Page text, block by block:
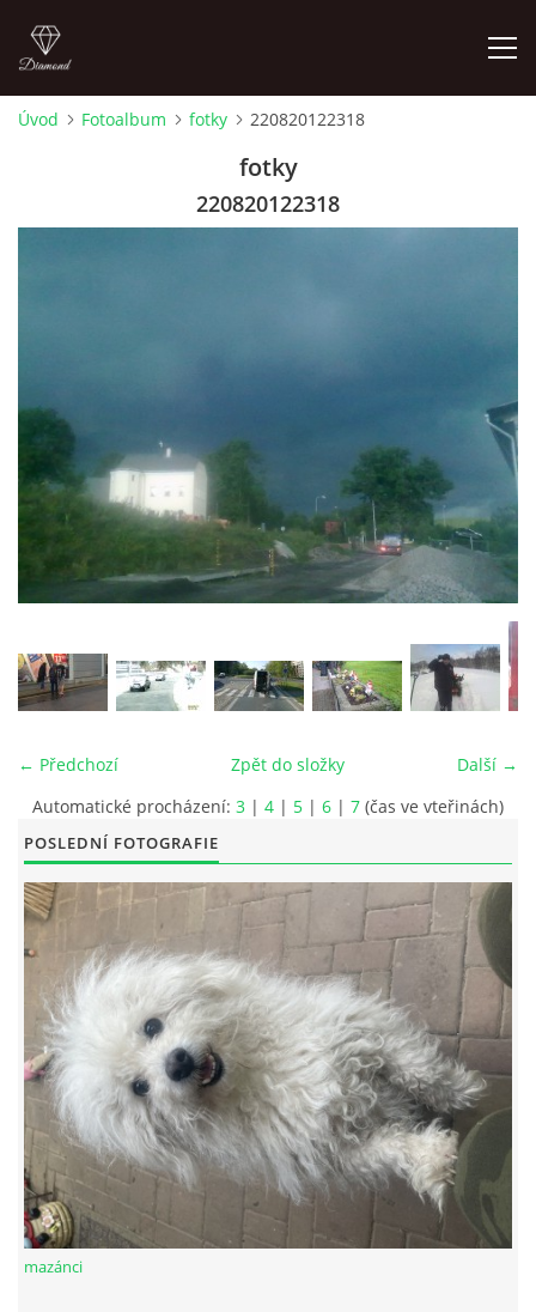
Pepouch
+420605716650
pepouch@seznam.cz
© 2026 eStránky.cz Aktualizováno: 26. 6. 2026|Nahoru ↑
Úvod Fotoalbum fotky 220820122318
fotky
220820122318
← Předchozí Další →
Zpět do složky
Automatické procházení: 3 | 4 | 5 | 6 | 7 (čas ve vteřinách)
POSLEDNÍ FOTOGRAFIE
mazánci